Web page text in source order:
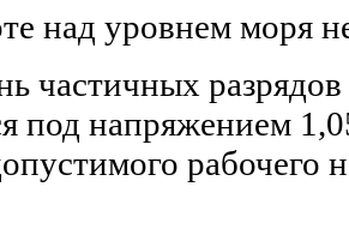
над уровнем моря
разрядов
под напряжением
рабочего